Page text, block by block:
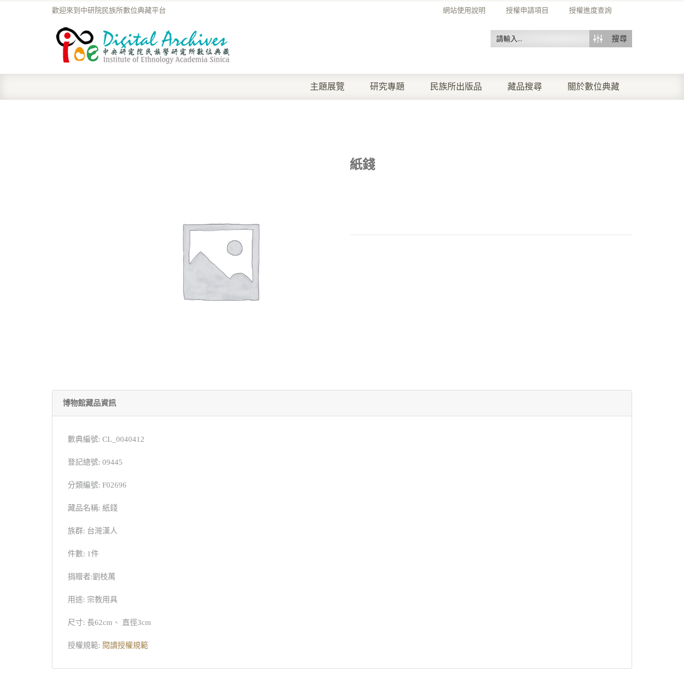
網站使用說明 授權申請項目 授權進度查詢
歡迎來到中研院民族所數位典藏平台
搜尋
主題展覽 研究專題 民族所出版品 藏品搜尋 關於數位典藏
紙錢
博物館藏品資訊
數典編號: CL_0040412
登記總號: 09445
分類編號: F02696
藏品名稱: 紙錢
族群: 台灣漢人
件數: 1件
捐贈者:劉枝萬
用途: 宗教用具
尺寸: 長62cm、 直徑3cm
授權規範: 閱讀授權規範